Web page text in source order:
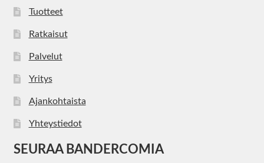
Tuotteet
Ratkaisut
Palvelut
Yritys
Ajankohtaista
Yhteystiedot
SEURAA BANDERCOMIA